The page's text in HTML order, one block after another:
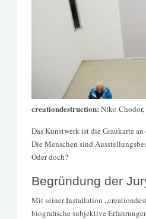
creationdestruction: Niko
Das Kunstwerk ist die Graukarte an
Die Menschen sind
Oder doch?
Begründung der
Mit seiner Installation
biografische subjektive